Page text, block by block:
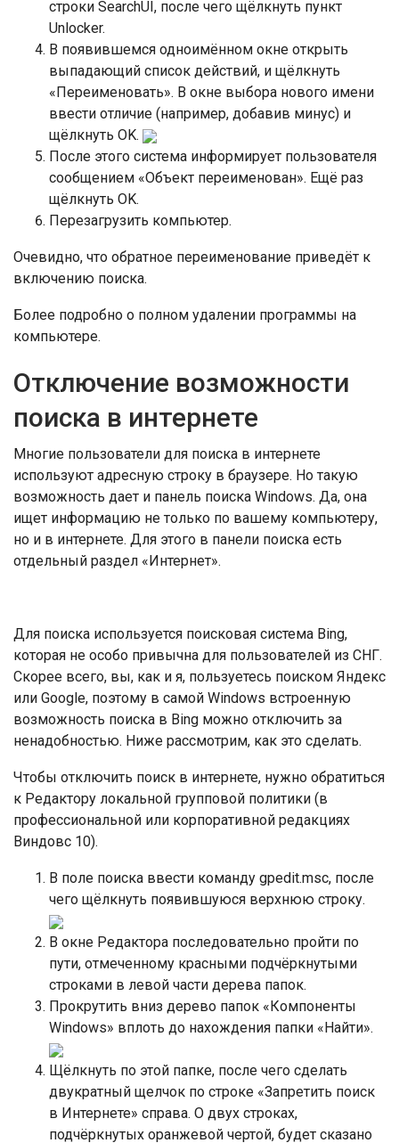
строки SearchUI, после чего щёлкнуть пункт
Unlocker.
В появившемся одноимённом окне открыть
выпадающий список действий, и щёлкнуть
«Переименовать». В окне выбора нового имени
ввести отличие (например, добавив минус) и
щёлкнуть OK.
После этого система информирует пользователя
сообщением «Объект переименован». Ещё раз
щёлкнуть OK.
Перезагрузить компьютер.
Очевидно, что обратное переименование приведёт к
включению поиска.
Более подробно о полном удалении программы на
компьютере.
Отключение возможности
поиска в интернете
Многие пользователи для поиска в интернете
используют адресную строку в браузере. Но такую
возможность дает и панель поиска Windows. Да, она
ищет информацию не только по вашему компьютеру,
но и в интернете. Для этого в панели поиска есть
отдельный раздел «Интернет».
Для поиска используется поисковая система Bing,
которая не особо привычна для пользователей из СНГ.
Скорее всего, вы, как и я, пользуетесь поиском Яндекс
или Google, поэтому в самой Windows встроенную
возможность поиска в Bing можно отключить за
ненадобностью. Ниже рассмотрим, как это сделать.
Чтобы отключить поиск в интернете, нужно обратиться
к Редактору локальной групповой политики (в
профессиональной или корпоративной редакциях
Виндовс 10).
В поле поиска ввести команду gpedit.msc, после
чего щёлкнуть появившуюся верхнюю строку.
В окне Редактора последовательно пройти по
пути, отмеченному красными подчёркнутыми
строками в левой части дерева папок.
Прокрутить вниз дерево папок «Компоненты
Windows» вплоть до нахождения папки «Найти».
Щёлкнуть по этой папке, после чего сделать
двукратный щелчок по строке «Запретить поиск
в Интернете» справа. О двух строках,
подчёркнутых оранжевой чертой, будет сказано